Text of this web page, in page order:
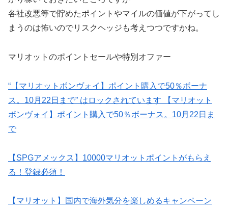
各社改悪等で貯めたポイントやマイルの価値が下がってし
まうのは怖いのでリスクヘッジも考えつつですかね。
マリオットのポイントセールや特別オファー
“【マリオットボンヴォイ】ポイント購入で50％ボーナ
ス。10月22日まで” はロックされています 【マリオット
ボンヴォイ】ポイント購入で50％ボーナス。10月22日ま
で
【SPGアメックス】10000マリオットポイントがもらえ
る！登録必須！
【マリオット】国内で海外気分を楽しめるキャンペーン